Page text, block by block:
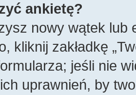
ankietę?
nowy wątek lub
kliknij zakładkę
jeśli nie
uprawnień, by